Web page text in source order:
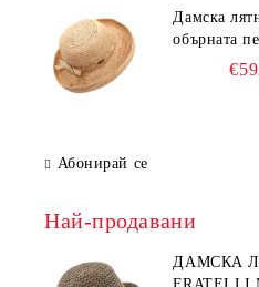
Дамска
обърната
Fratelli
Абонирай се
Най-продавани
ДАМСКА